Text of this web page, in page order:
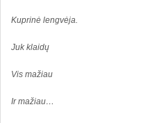
Kuprinė lengvėja.
Juk klaidų
Vis mažiau
Ir mažiau…